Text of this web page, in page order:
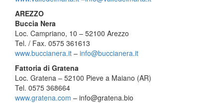
AREZZO
Buccia Nera
Loc. Campriano, 10 – 52100 Arezzo
Tel. / Fax. 0575 361613
www.buccianera.it – info@buccianera.it
Fattoria di Gratena
Loc. Gratena – 52100 Pieve a Maiano (AR)
Tel. 0575 368664
www.gratena.com – info@gratena.bio